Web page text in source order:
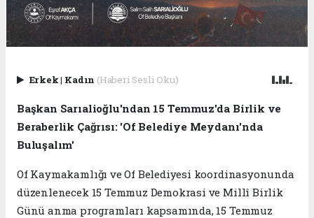
Erkek| Kadın (Haberi Sesli Oku)
Başkan Sarıalioğlu'ndan 15 Temmuz'da Birlik ve
Beraberlik Çağrısı: 'Of Belediye Meydanı'nda
Buluşalım'
Of Kaymakamlığı ve Of Belediyesi koordinasyonunda
düzenlenecek 15 Temmuz Demokrasi ve Millî Birlik
Günü anma programları kapsamında, 15 Temmuz